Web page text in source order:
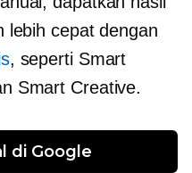
lebih cepat dengan
, seperti Smart
Smart Creative.
di Google